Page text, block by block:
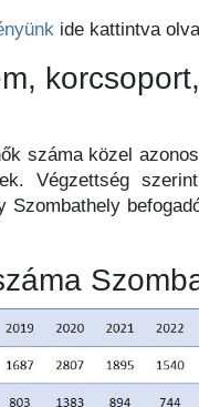
ide kattintva
száma közel
Végzettség